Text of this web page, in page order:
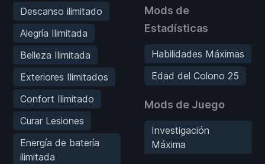
Descanso ilimitado
Alegría Ilimitada
Belleza Ilimitada
Exteriores Ilimitados
Confort Ilimitado
Curar Lesiones
Energía de batería
ilimitada
Mods de
Estadísticas
Habilidades Máximas
Edad del Colono 25
Mods de Juego
Investigación
Máxima